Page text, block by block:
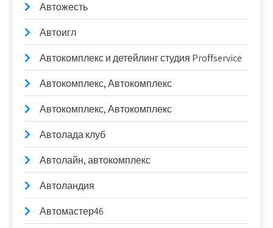
Автожесть
Автоигл
Автокомплекс и детейлинг студия Proffservice
Автокомплекс, Автокомплекс
Автокомплекс, Автокомплекс
Автолада клуб
Автолайн, автокомплекс
Автоландия
Автомастер46